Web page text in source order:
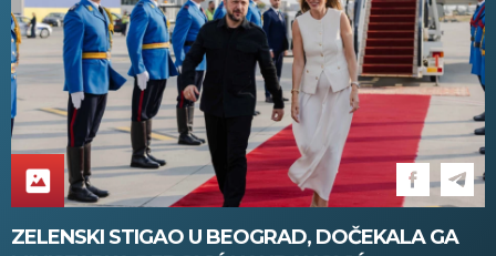
ZELENSKI STIGAO U BEOGRAD, DOČEKALA GA